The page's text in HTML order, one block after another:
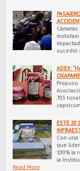
sucedió
ADEX:
703
ESTE 20
Con una
que
100% la
la
Read More